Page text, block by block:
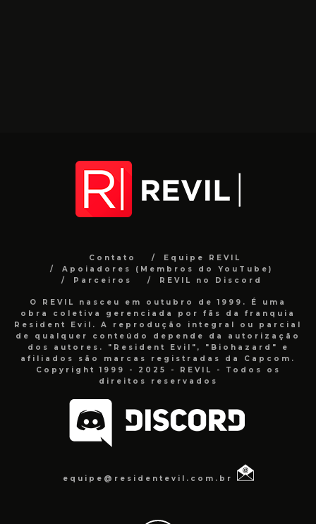
Contato
Equipe REVIL
Apoiadores (Membros do YouTube)
Parceiros
REVIL no Discord
O REVIL nasceu em outubro de 1999. É uma
obra coletiva gerenciada por fãs da franquia
Resident Evil. A reprodução integral ou parcial
de qualquer conteúdo depende da autorização
dos autores. "Resident Evil", "Biohazard" e
afiliados são marcas registradas da Capcom.
Copyright 1999 - 2025 - REVIL - Todos os
direitos reservados
equipe@residentevil.com.br